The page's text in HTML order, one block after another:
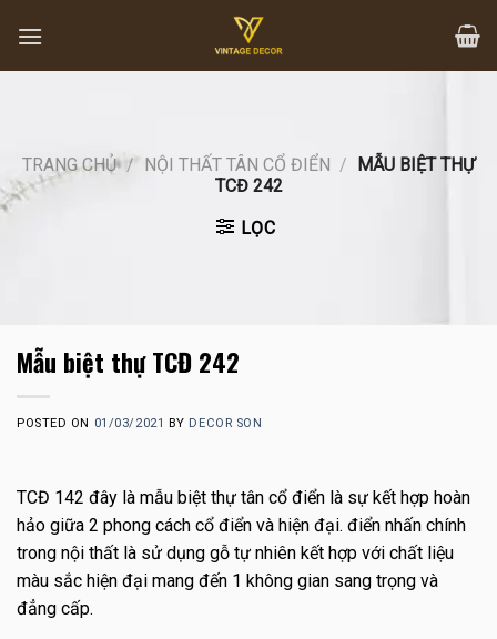
content
TRANG CHỦ / NỘI THẤT TÂN CỔ ĐIỂN / MẪU BIỆT THỰ
TCĐ 242
LỌC
Mẫu biệt thự TCĐ 242
POSTED ON 01/03/2021 BY DECOR SON
TCĐ 142 đây là mẫu biệt thự tân cổ điển là sự kết hợp hoàn
hảo giữa 2 phong cách cổ điển và hiện đại. điển nhấn chính
trong nội thất là sử dụng gỗ tự nhiên kết hợp với chất liệu
màu sắc hiện đại mang đến 1 không gian sang trọng và
đẳng cấp.